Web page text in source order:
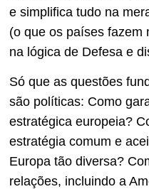
e simplifica tudo na
(o que os países fazem
na lógica de Defesa e
Só que as questões
são políticas: Como
estratégica europeia?
estratégia comum e
Europa tão diversa?
relações, incluindo a